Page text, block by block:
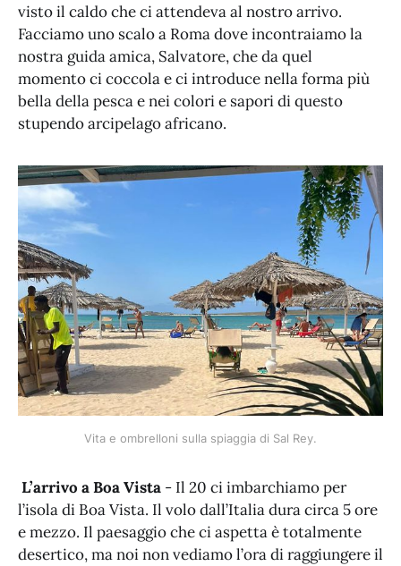
visto il caldo che ci attendeva al nostro arrivo.
Facciamo uno scalo a Roma dove incontraiamo la
nostra guida amica, Salvatore, che da quel
momento ci coccola e ci introduce nella forma più
bella della pesca e nei colori e sapori di questo
stupendo arcipelago africano.
Vita e ombrelloni sulla spiaggia di Sal Rey.
L’arrivo a Boa Vista - Il 20 ci imbarchiamo per
l’isola di Boa Vista. Il volo dall’Italia dura circa 5 ore
e mezzo. Il paesaggio che ci aspetta è totalmente
desertico, ma noi non vediamo l’ora di raggiungere il